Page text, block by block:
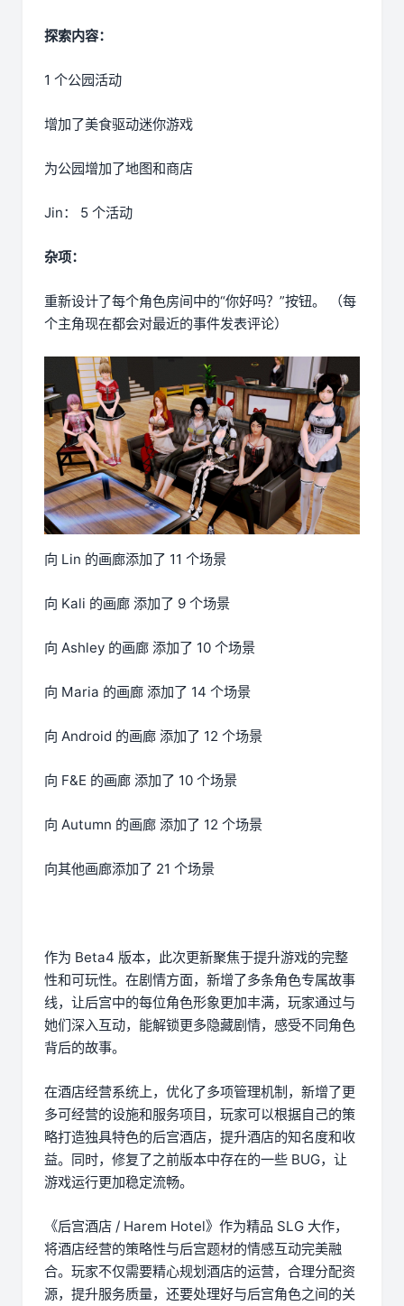
探索内容：
1 个公园活动
增加了美食驱动迷你游戏
为公园增加了地图和商店
Jin： 5 个活动
杂项：
重新设计了每个角色房间中的“你好吗？”按钮。 （每
个主角现在都会对最近的事件发表评论）
向 Lin 的画廊添加了 11 个场景
向 Kali 的画廊 添加了 9 个场景
向 Ashley 的画廊 添加了 10 个场景
向 Maria 的画廊 添加了 14 个场景
向 Android 的画廊 添加了 12 个场景
向 F&E 的画廊 添加了 10 个场景
向 Autumn 的画廊 添加了 12 个场景
向其他画廊添加了 21 个场景
作为 Beta4 版本，此次更新聚焦于提升游戏的完整
性和可玩性。在剧情方面，新增了多条角色专属故事
线，让后宫中的每位角色形象更加丰满，玩家通过与
她们深入互动，能解锁更多隐藏剧情，感受不同角色
背后的故事。
在酒店经营系统上，优化了多项管理机制，新增了更
多可经营的设施和服务项目，玩家可以根据自己的策
略打造独具特色的后宫酒店，提升酒店的知名度和收
益。同时，修复了之前版本中存在的一些 BUG，让
游戏运行更加稳定流畅。
《后宫酒店 / Harem Hotel》作为精品 SLG 大作，
将酒店经营的策略性与后宫题材的情感互动完美融
合。玩家不仅需要精心规划酒店的运营，合理分配资
源，提升服务质量，还要处理好与后宫角色之间的关